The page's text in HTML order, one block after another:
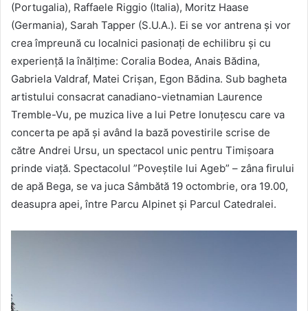
(Portugalia), Raffaele Riggio (Italia), Moritz Haase
(Germania), Sarah Tapper (S.U.A.). Ei se vor antrena și vor
crea împreună cu localnici pasionați de echilibru și cu
experiență la înălțime: Coralia Bodea, Anais Bădina,
Gabriela Valdraf, Matei Crișan, Egon Bădina. Sub bagheta
artistului consacrat canadiano-vietnamian Laurence
Tremble-Vu, pe muzica live a lui Petre Ionuțescu care va
concerta pe apă și având la bază povestirile scrise de
către Andrei Ursu, un spectacol unic pentru Timișoara
prinde viață. Spectacolul ”Poveștile lui Ageb” – zâna firului
de apă Bega, se va juca Sâmbătă 19 octombrie, ora 19.00,
deasupra apei, între Parcu Alpinet și Parcul Catedralei.